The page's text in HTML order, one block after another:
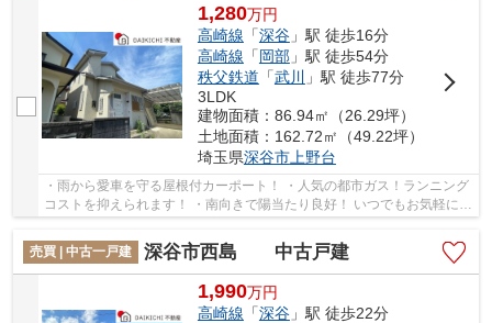
1,280万円
高崎線 「深谷」駅 徒歩16分
高崎線 「岡部」駅 徒歩54分
秩父鉄道 「武川
」駅 徒歩77分
3LDK
建物面積：86.94㎡（26.29坪）
土地面積：162.72㎡（49.22坪）
埼玉県深谷市上野台
・雨から愛車を守る屋根付カーポート！ ・人気の都市ガス！ランニング
コストを抑えられます！ ・南向きで陽当たり良好！ いつでもお気軽にお
売買 | 中古一戸建
深谷市西島 中古戸建
1,990万円
高崎線 「深谷」駅 徒歩22分